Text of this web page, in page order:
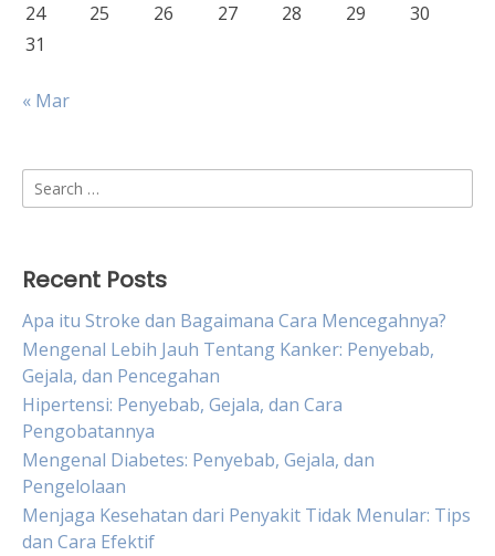
24
25 26 27 28 29
30
31
« Mar
Search
for:
Recent Posts
Apa itu Stroke dan Bagaimana Cara Mencegahnya?
Mengenal Lebih Jauh Tentang Kanker: Penyebab,
Gejala, dan Pencegahan
Hipertensi: Penyebab, Gejala, dan Cara
Pengobatannya
Mengenal Diabetes: Penyebab, Gejala, dan
Pengelolaan
Menjaga Kesehatan dari Penyakit Tidak Menular: Tips
dan Cara Efektif